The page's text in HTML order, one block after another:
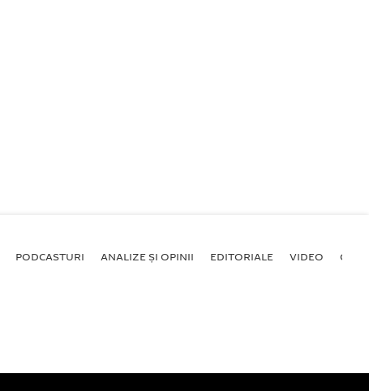
PODCASTURI ANALIZE ȘI OPINII EDITORIALE VIDEO